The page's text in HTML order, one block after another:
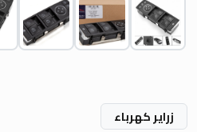
زراير كهرباء